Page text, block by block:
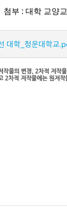
첨부 : 대학 교양
대학_청운대학교